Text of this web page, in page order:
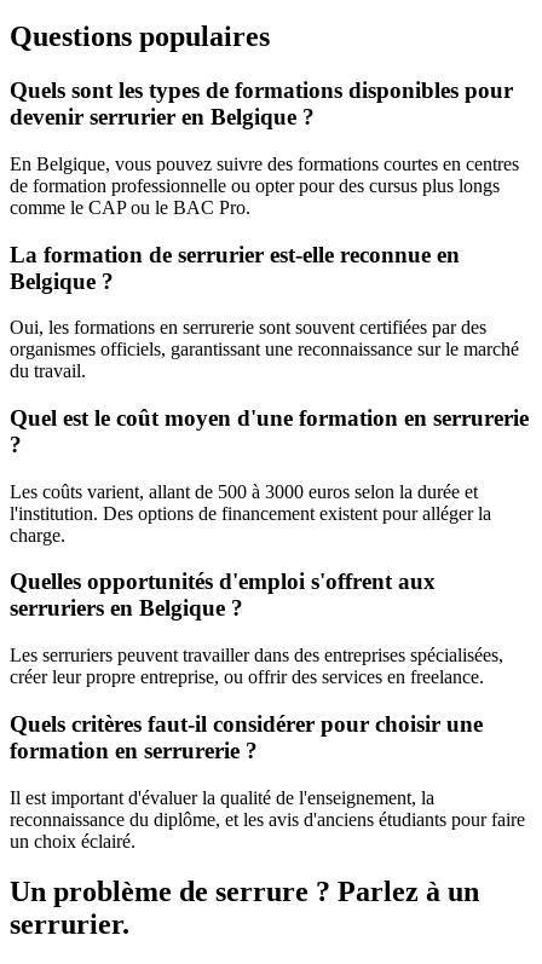
Questions populaires
Quels sont les types de formations disponibles pour
devenir serrurier en Belgique ?
En Belgique, vous pouvez suivre des formations courtes en centres
de formation professionnelle ou opter pour des cursus plus longs
comme le CAP ou le BAC Pro.
La formation de serrurier est-elle reconnue en
Belgique ?
Oui, les formations en serrurerie sont souvent certifiées par des
organismes officiels, garantissant une reconnaissance sur le marché
du travail.
Quel est le coût moyen d'une formation en serrurerie
?
Les coûts varient, allant de 500 à 3000 euros selon la durée et
l'institution. Des options de financement existent pour alléger la
charge.
Quelles opportunités d'emploi s'offrent aux
serruriers en Belgique ?
Les serruriers peuvent travailler dans des entreprises spécialisées,
créer leur propre entreprise, ou offrir des services en freelance.
Quels critères faut-il considérer pour choisir une
formation en serrurerie ?
Il est important d'évaluer la qualité de l'enseignement, la
reconnaissance du diplôme, et les avis d'anciens étudiants pour faire
un choix éclairé.
Un problème de serrure ? Parlez à un
serrurier.